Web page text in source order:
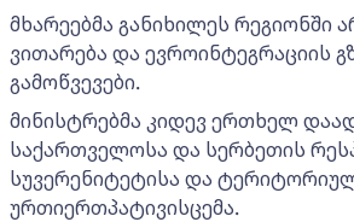
მხარეებმა განიხილეს რეგიონში
ვითარება და ევროინტეგრაციის
გამოწვევები.
მინისტრებმა კიდევ ერთხელ
საქართველოსა და სერბეთის
სუვერენიტეტისა და
ურთიერთპატივისცემა.